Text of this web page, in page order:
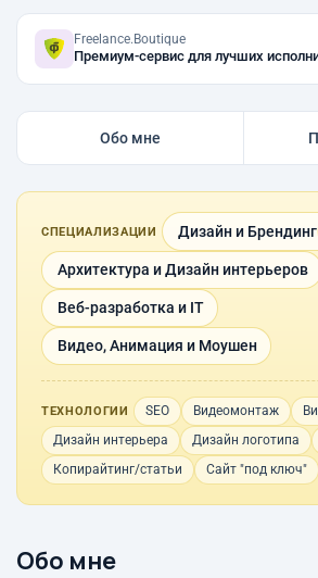
Freelance.Boutique
Премиум-сервис для лучших
Обо мне
СПЕЦИАЛИЗАЦИИ Дизайн и Брендинг
Архитектура и Дизайн интерьеров
Веб-разработка и IT
Видео, Анимация и Моушен
ТЕХНОЛОГИИ SEO Видеомонтаж
Дизайн интерьера
Дизайн логотипа
Копирайтинг/статьи
Сайт "под ключ"
Обо мне